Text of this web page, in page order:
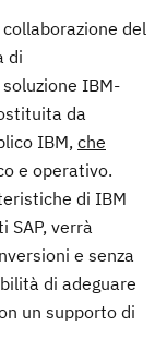
del
di
IBM-
da
IBM, che
e operativo.
di IBM
SAP, verrà
e senza
di adeguare
un supporto di